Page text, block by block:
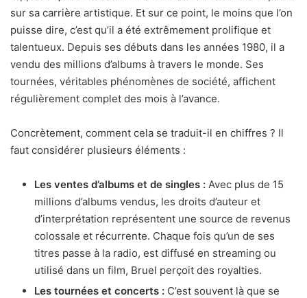
sur sa carrière artistique. Et sur ce point, le moins que l’on
puisse dire, c’est qu’il a été extrêmement prolifique et
talentueux. Depuis ses débuts dans les années 1980, il a
vendu des millions d’albums à travers le monde. Ses
tournées, véritables phénomènes de société, affichent
régulièrement complet des mois à l’avance.
Concrètement, comment cela se traduit-il en chiffres ? Il
faut considérer plusieurs éléments :
Les ventes d’albums et de singles : Avec plus de 15
millions d’albums vendus, les droits d’auteur et
d’interprétation représentent une source de revenus
colossale et récurrente. Chaque fois qu’un de ses
titres passe à la radio, est diffusé en streaming ou
utilisé dans un film, Bruel perçoit des royalties.
Les tournées et concerts : C’est souvent là que se